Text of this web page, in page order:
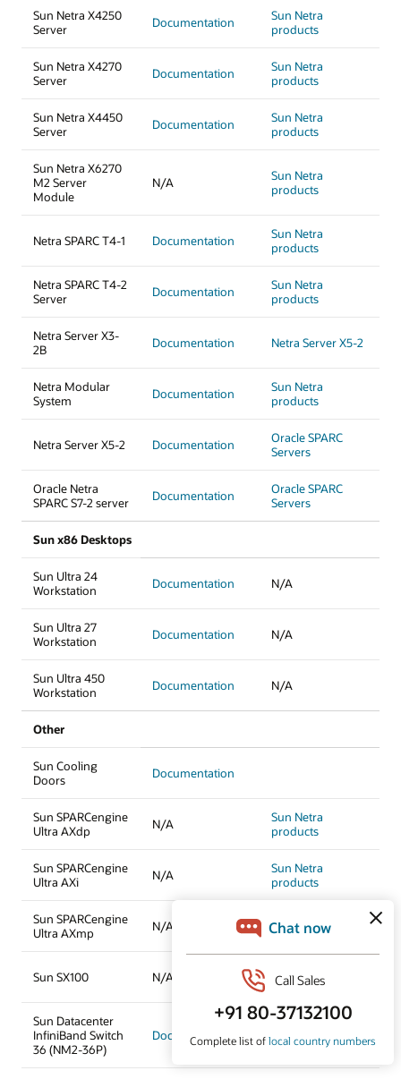
Sun Netra X4250
Server
Documentation
Sun Netra
products
Sun Netra X4270
Server
Documentation
Sun Netra
products
Sun Netra X4450
Server
Documentation
Sun Netra
products
Sun Netra X6270
M2 Server
Module
N/A
Sun Netra
products
Netra SPARC T4-1 Documentation
Sun Netra
products
Netra SPARC T4-2
Server
Documentation
Sun Netra
products
Netra Server X3-
2B
Documentation Netra Server X5-2
Netra Modular
System
Documentation
Sun Netra
products
Netra Server X5-2 Documentation
Oracle SPARC
Servers
Oracle Netra
SPARC S7-2 server
Documentation
Oracle SPARC
Servers
Sun x86 Desktops
Sun Ultra 24
Workstation
Documentation N/A
Sun Ultra 27
Workstation
Documentation N/A
Sun Ultra 450
Workstation
Documentation N/A
Other
Sun Cooling
Doors
Documentation
Sun SPARCengine
Ultra AXdp
N/A
Sun Netra
products
Sun SPARCengine
Ultra AXi
N/A
Sun Netra
products
Sun SPARCengine
Ultra AXmp
N/A
Sun Netra
products
Sun SX100 N/A
products
Sun Datacenter
InfiniBand Switch
36 (NM2-36P)
Documentation N/A